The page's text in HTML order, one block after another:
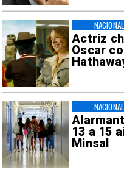
Actriz
Oscar
NACIONAL
13 a 15
Minsal
NACIONAL